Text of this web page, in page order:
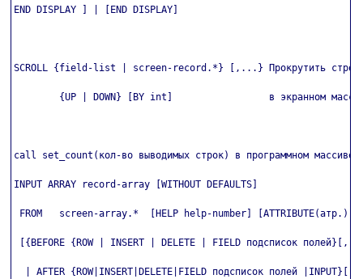
END DISPLAY ] | [END DISPLAY]
SCROLL {field-list | screen-record.*} [,...} Прокрутить
{UP | DOWN} [BY int]                 в экранном
call set_count(кол-во выводимых строк) в программном массиве
INPUT ARRAY record-array [WITHOUT DEFAULTS]
FROM   screen-array.*  [HELP help-number] [ATTRIBUTE(атр.)]
[{BEFORE {ROW | INSERT | DELETE | FIELD подсписок
| AFTER {ROW|INSERT|DELETE|FIELD подсписок полей